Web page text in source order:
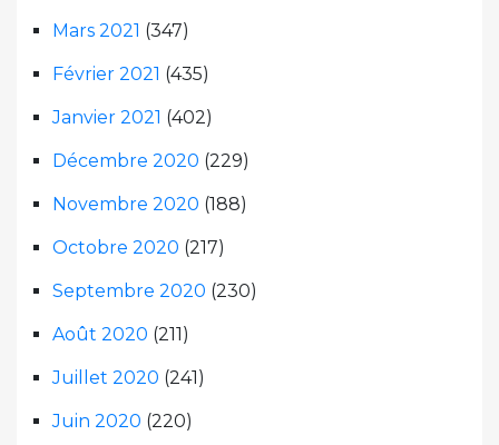
Mars 2021 (347)
Février 2021 (435)
Janvier 2021 (402)
Décembre 2020 (229)
Novembre 2020 (188)
Octobre 2020 (217)
Septembre 2020 (230)
Août 2020 (211)
Juillet 2020 (241)
Juin 2020 (220)